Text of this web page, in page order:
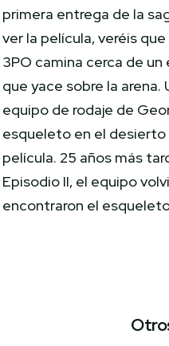
primera entrega de la
ver la película, veréis
3PO camina cerca de
que yace sobre la arena.
equipo de rodaje de
esqueleto en el desierto
película. 25 años más
Episodio II, el equipo
encontraron el